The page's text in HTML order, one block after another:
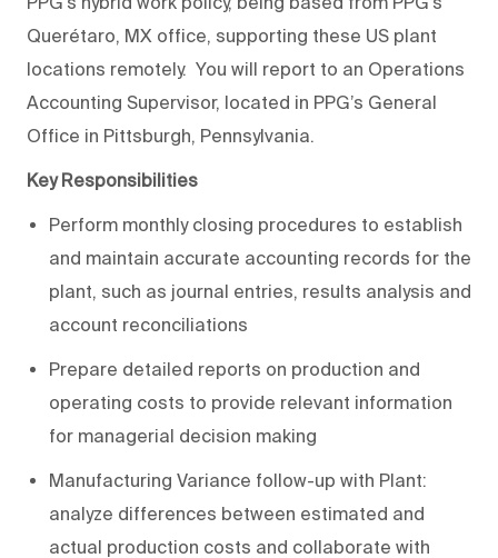
Querétaro, MX office, supporting these US plant
locations remotely. You will report to an Operations
Accounting Supervisor, located in PPG’s General
Office in Pittsburgh, Pennsylvania.
Key Responsibilities
Perform monthly closing procedures to establish
and maintain accurate accounting records for the
plant, such as journal entries, results analysis and
account reconciliations
Prepare detailed reports on production and
operating costs to provide relevant information
for managerial decision making
Manufacturing Variance follow-up with Plant:
analyze differences between estimated and
actual production costs and collaborate with